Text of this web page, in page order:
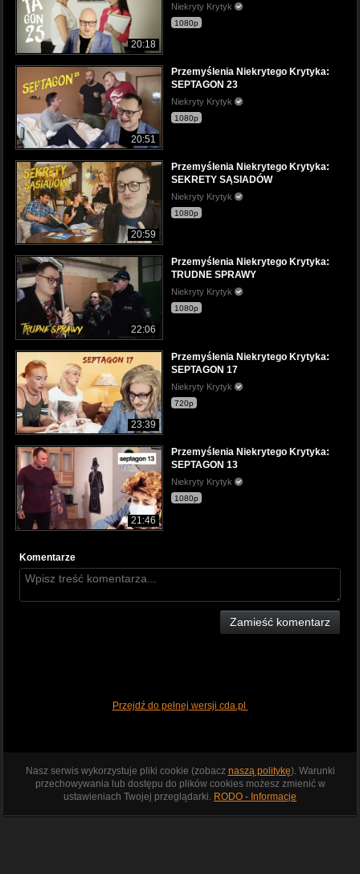
20:18
Niekryty Krytyk
1080p
20:51
Przemyślenia Niekrytego Krytyka:
SEPTAGON 23
Niekryty Krytyk
1080p
20:59
Przemyślenia Niekrytego Krytyka:
SEKRETY SĄSIADÓW
Niekryty Krytyk
1080p
22:06
Przemyślenia Niekrytego Krytyka:
TRUDNE SPRAWY
Niekryty Krytyk
1080p
23:39
Przemyślenia Niekrytego Krytyka:
SEPTAGON 17
Niekryty Krytyk
720p
21:46
Przemyślenia Niekrytego Krytyka:
SEPTAGON 13
Niekryty Krytyk
1080p
Komentarze
Zamieść komentarz
Przejdź do pełnej wersji cda.pl
Nasz serwis wykorzystuje pliki cookie (zobacz naszą politykę). Warunki
przechowywania lub dostępu do plików cookies możesz zmienić w
ustawieniach Twojej przeglądarki. RODO - Informacje